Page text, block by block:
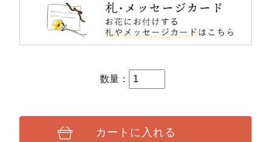
数量：
カートに入れる